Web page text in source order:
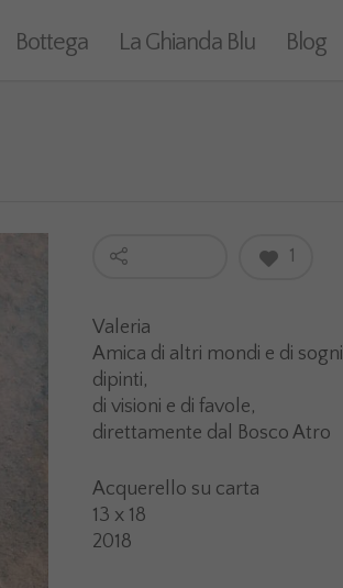
Bottega La Ghianda Blu Blog
1
Valeria
Amica di altri mondi e di sogni
dipinti,
di visioni e di favole,
direttamente dal Bosco Atro
Acquerello su carta
13 x 18
2018